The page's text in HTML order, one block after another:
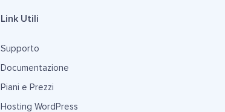
Link Utili
Supporto
Documentazione
Piani e Prezzi
Hosting WordPress